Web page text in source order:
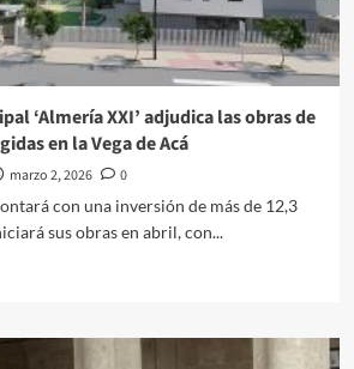
‘Almería XXI’ adjudica las obras de
en la Vega de Acá
marzo 2, 2026
0
con una inversión de más de 12,3
sus obras en abril, con...